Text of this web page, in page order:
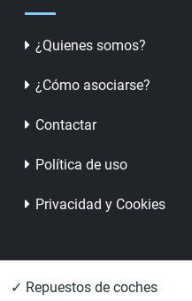
¿Quienes somos?
¿Cómo asociarse?
Contactar
Política de uso
Privacidad y Cookies
✓ Repuestos de coches